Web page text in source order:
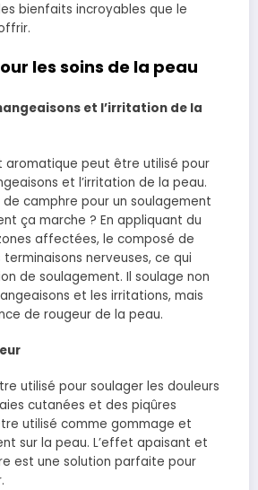
bienfaits incroyables que le
les soins de la peau
et l’irritation de la
aromatique peut être utilisé pour
et l’irritation de la peau.
camphre pour un soulagement
ça marche ? En appliquant du
affectées, le composé de
nerveuses, ce qui
de soulagement. Il soulage non
et les irritations, mais
de rougeur de la peau.
utilisé pour soulager les douleurs
cutanées et des piqûres
utilisé comme gommage et
sur la peau. L’effet apaisant et
est une solution parfaite pour